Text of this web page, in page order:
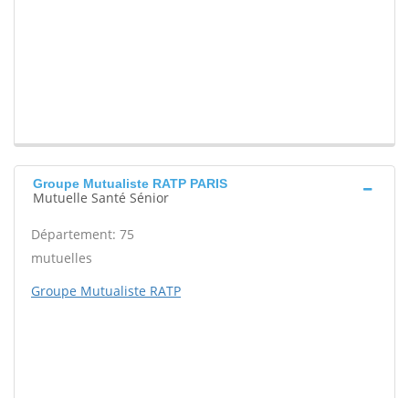
Groupe Mutualiste RATP PARIS
Mutuelle Santé Sénior
Département: 75
mutuelles
Groupe Mutualiste RATP